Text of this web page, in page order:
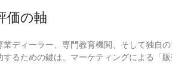
価の軸
ディーラー、専門教育機関、そして独自
るための鍵は、マーケティングによる「